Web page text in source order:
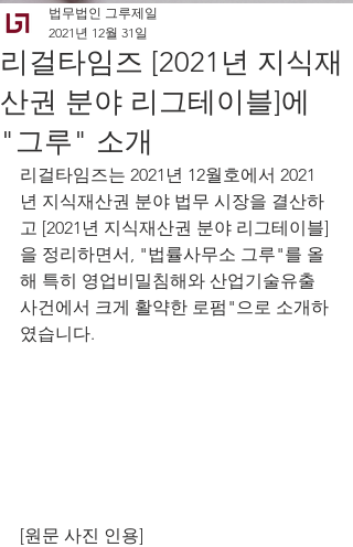
리걸타임즈 [2021년 지식재
산권 분야 리그테이블]에
"그루" 소개
법무법인 그루제일
2021년 12월 31일
리걸타임즈는 2021년 12월호에서 2021
년 지식재산권 분야 법무 시장을 결산하
고 [2021년 지식재산권 분야 리그테이블]
을 정리하면서, "법률사무소 그루"를 올
해 특히 영업비밀침해와 산업기술유출
사건에서 크게 활약한 로펌"으로 소개하
였습니다.
[원문 사진 인용]